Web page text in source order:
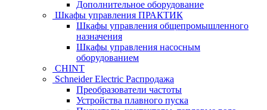
Дополнительное оборудование
Шкафы управления ПРАКТИК
Шкафы управления общепромышленного
назначения
Шкафы управления насосным
оборудованием
CHINT
Schneider Electric Распродажа
Преобразователи частоты
Устройства плавного пуска